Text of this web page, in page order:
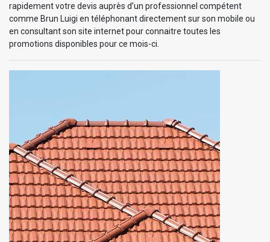
rapidement votre devis auprès d’un professionnel compétent
comme Brun Luigi en téléphonant directement sur son mobile ou
en consultant son site internet pour connaitre toutes les
promotions disponibles pour ce mois-ci.